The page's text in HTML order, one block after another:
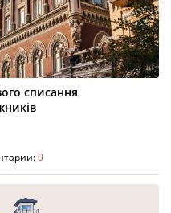
списання
0